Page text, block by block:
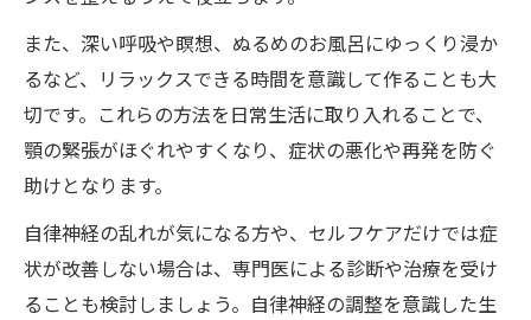
また、深い呼吸や瞑想、ぬるめのお風呂にゆっくり浸か
るなど、リラックスできる時間を意識して作ることも大
切です。これらの方法を日常生活に取り入れることで、
顎の緊張がほぐれやすくなり、症状の悪化や再発を防ぐ
助けとなります。
自律神経の乱れが気になる方や、セルフケアだけでは症
状が改善しない場合は、専門医による診断や治療を受け
ることも検討しましょう。自律神経の調整を意識した生